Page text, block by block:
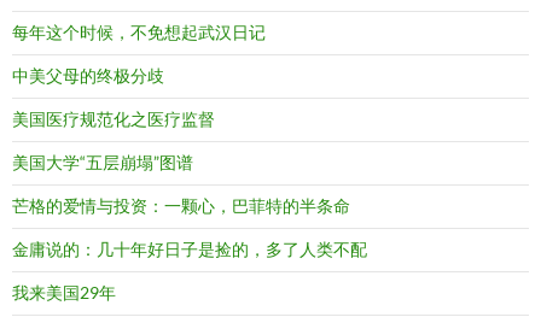
每年这个时候，不免想起武汉日记
中美父母的终极分歧
美国医疗规范化之医疗监督
美国大学“五层崩塌”图谱
芒格的爱情与投资：一颗心，巴菲特的半条命
金庸说的：几十年好日子是捡的，多了人类不配
我来美国29年